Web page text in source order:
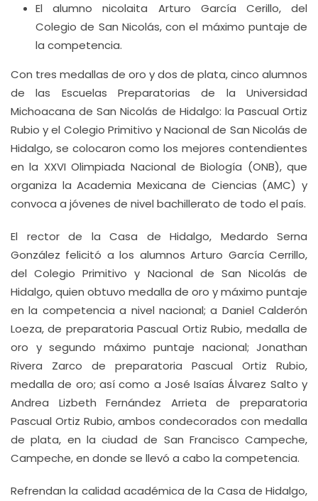
El alumno nicolaita Arturo García Cerillo, del
Colegio de San Nicolás, con el máximo puntaje de
la competencia.
Con tres medallas de oro y dos de plata, cinco alumnos
de las Escuelas Preparatorias de la Universidad
Michoacana de San Nicolás de Hidalgo: la Pascual Ortiz
Rubio y el Colegio Primitivo y Nacional de San Nicolás de
Hidalgo, se colocaron como los mejores contendientes
en la XXVI Olimpiada Nacional de Biología (ONB), que
organiza la Academia Mexicana de Ciencias (AMC) y
convoca a jóvenes de nivel bachillerato de todo el país.
El rector de la Casa de Hidalgo, Medardo Serna
González felicitó a los alumnos Arturo García Cerrillo,
del Colegio Primitivo y Nacional de San Nicolás de
Hidalgo, quien obtuvo medalla de oro y máximo puntaje
en la competencia a nivel nacional; a Daniel Calderón
Loeza, de preparatoria Pascual Ortiz Rubio, medalla de
oro y segundo máximo puntaje nacional; Jonathan
Rivera Zarco de preparatoria Pascual Ortiz Rubio,
medalla de oro; así como a José Isaías Álvarez Salto y
Andrea Lizbeth Fernández Arrieta de preparatoria
Pascual Ortiz Rubio, ambos condecorados con medalla
de plata, en la ciudad de San Francisco Campeche,
Campeche, en donde se llevó a cabo la competencia.
Refrendan la calidad académica de la Casa de Hidalgo,